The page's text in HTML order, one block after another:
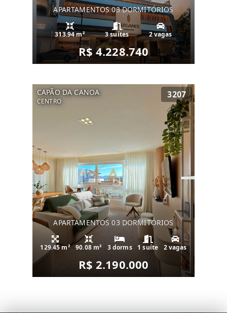
APARTAMENTOS 03 DORMITÓRIOS
313.94 m² 3 suítes 2 vagas
R$ 4.228.740
CAPÃO DA CANOA
CENTRO
3207
APARTAMENTOS 03 DORMITÓRIOS
129.45 m² 90.08 m² 3 dorms 1 suíte 2 vagas
R$ 2.190.000